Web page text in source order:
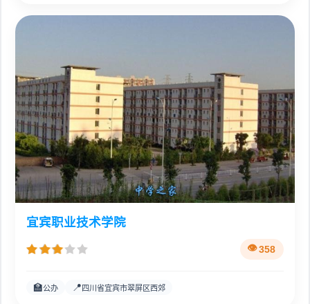
宜宾职业技术学院
358
🏫公办 📍四川省宜宾市翠屏区西郊